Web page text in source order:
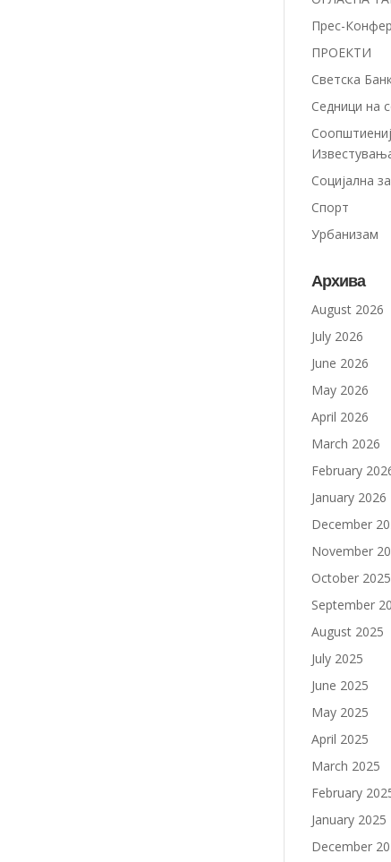
Прес-
ПРОЕКТИ
Светска
Седници на
Социјална
Спорт
Урбанизам
Архива
August 2026
July 2026
June 2026
May 2026
April 2026
March 2026
February
January 2026
December
November
October 2025
September
August 2025
July 2025
June 2025
May 2025
April 2025
March 2025
February
January 2025
December